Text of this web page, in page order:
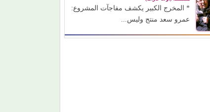
* المخرج الكبير يكشف مفاجآت المشروع:
عمرو سعد منتج وليس...